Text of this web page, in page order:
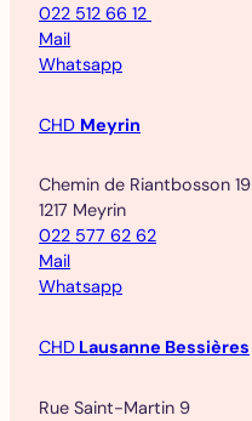
022 512 66 12
Mail
Whatsapp
CHD Meyrin
Chemin de Riantbosson 19
1217 Meyrin
022 577 62 62
Mail
Whatsapp
CHD Lausanne Bessières
Rue Saint-Martin 9